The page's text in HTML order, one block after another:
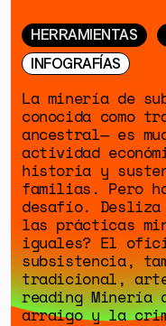
HERRAMIENTAS
INFOGRAFÍAS
La minería de
conocida como
ancestral— es
actividad
historia y
familias. Pero
desafío. Desliza
las prácticas
iguales? El
subsistencia,
tradicional,
reading Minería
arraigo y la